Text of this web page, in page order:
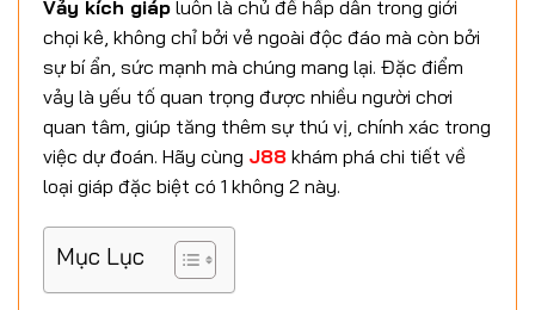
Vảy kích giáp luôn là chủ đề hấp dẫn trong giới
chọi kê, không chỉ bởi vẻ ngoài độc đáo mà còn bởi
sự bí ẩn, sức mạnh mà chúng mang lại. Đặc điểm
vảy là yếu tố quan trọng được nhiều người chơi
quan tâm, giúp tăng thêm sự thú vị, chính xác trong
việc dự đoán. Hãy cùng J88 khám phá chi tiết về
loại giáp đặc biệt có 1 không 2 này.
Mục Lục